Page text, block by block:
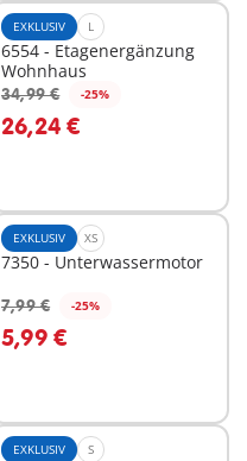
EXKLUSIV L
6554 - Etagenergänzung
Wohnhaus
34,99 € -25%
26,24 €
In den Warenkorb
EXKLUSIV XS
7350 - Unterwassermotor
7,99 € -25%
5,99 €
In den Warenkorb
EXKLUSIV S